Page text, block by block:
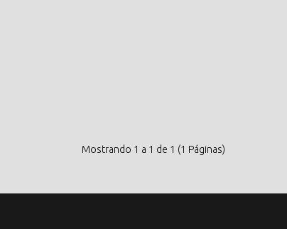
Mostrando 1 a 1 de 1 (1 Páginas)